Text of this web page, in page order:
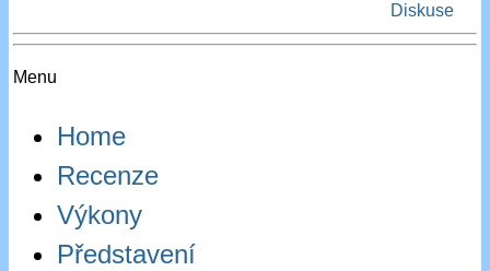
Diskuse
Menu
Home
Recenze
Výkony
Představení